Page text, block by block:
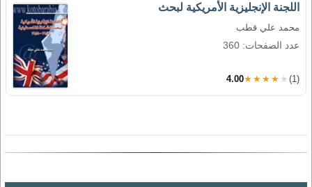
اللجنة الإنجليزية الأمريكية لبحث
محمد علي قطب
عدد الصفحات: 360
4.00★★★★★ (1)